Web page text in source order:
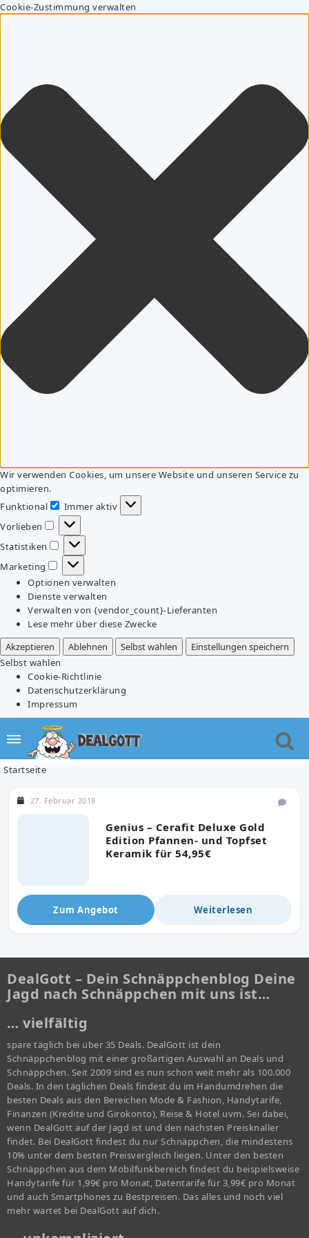
Cookie-Zustimmung verwalten
Wir verwenden Cookies, um unsere Website und unseren Service zu
optimieren.
Funktional
Funktional
Immer aktiv
Vorlieben
Vorlieben
Statistiken
Statistiken
Marketing
Marketing
Optionen verwalten
Dienste verwalten
Verwalten von {vendor_count}-Lieferanten
Lese mehr über diese Zwecke
Akzeptieren
Ablehnen Selbst wählen
Einstellungen speichern
Selbst wählen
Cookie-Richtlinie
Datenschutzerklärung
Impressum
Startseite
Genius – Cerafit Deluxe Gold
Edition Pfannen- und Topfset
Keramik für 54,95€
27. Februar 2018
Zum Angebot Weiterlesen
DealGott – Dein Schnäppchenblog Deine
Jagd nach Schnäppchen mit uns ist…
… vielfältig
spare täglich bei über 35 Deals. DealGott ist dein
Schnäppchenblog mit einer großartigen Auswahl an Deals und
Schnäppchen. Seit 2009 sind es nun schon weit mehr als 100.000
Deals. In den täglichen Deals findest du im Handumdrehen die
besten Deals aus den Bereichen Mode & Fashion, Handytarife,
Finanzen (Kredite und Girokonto), Reise & Hotel uvm. Sei dabei,
wenn DealGott auf der Jagd ist und den nächsten Preisknaller
findet. Bei DealGott findest du nur Schnäppchen, die mindestens
10% unter dem besten Preisvergleich liegen. Unter den besten
Schnäppchen aus dem Mobilfunkbereich findest du beispielsweise
Handytarife für 1,99€ pro Monat, Datentarife für 3,99€ pro Monat
und auch Smartphones zu Bestpreisen. Das alles und noch viel
mehr wartet bei DealGott auf dich.